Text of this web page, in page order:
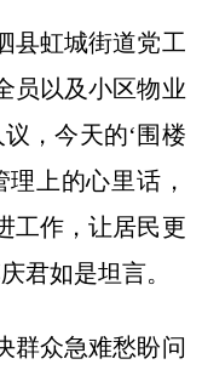
虹城街道党工
员以及小区物业
，今天的‘围楼
上的心里话，
工作，让居民更
君如是坦言。
众急难愁盼问